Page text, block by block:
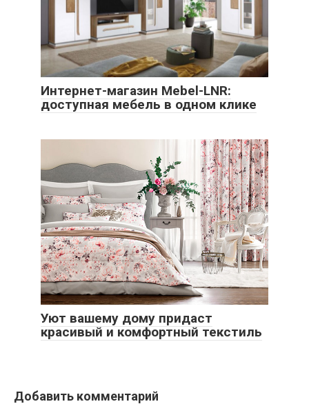
Интернет-магазин Mebel-LNR:
доступная мебель в одном клике
Уют вашему дому придаст
красивый и комфортный текстиль
Добавить комментарий